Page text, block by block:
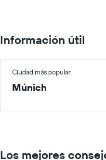
Información útil
Ciudad más popular
Múnich
Los mejores